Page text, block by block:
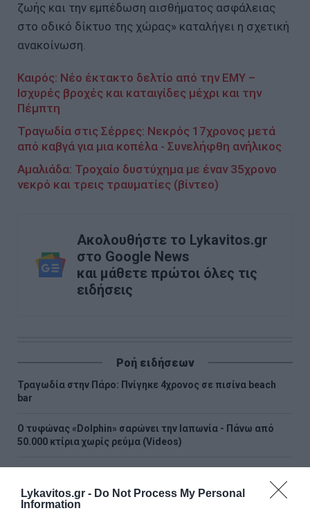
Lykavitos.gr - Do Not Process My Personal
Information
ζωής και την εμπέδωση αισθήματος ασφάλειας
στο οδικό δίκτυο της χώρας» καταλήγει η σχετική
ανακοίνωση.
Καιρός: Νέο έκτακτο δελτίο από την ΕΜΥ –
Ισχυρές βροχές και καταιγίδες μέχρι και την
Πέμπτη
Τραγωδία στις Σέρρες: Νεκρός 17χρονος μετά
από καβγά για μια κοπέλα - Συνελήφθη ανήλικος
Αμαλιάδα: Τροχαίο δυστύχημα με έναν 35χρονο
νεκρό και τρεις τραυματίες (βίντεο)
Ακολουθήστε το Lykavitos.gr
στο Google News
και μάθετε πρώτοι όλες τις
ειδήσεις
Ροή ειδήσεων
Τραγωδία στην Πάρο: Πνίγηκε 4χρονος σε πισίνα beach
bar
Ο τυφώνας «Dolphin» σαρώνει την Ιαπωνία - Πάνω από
50.000 κτίρια χωρίς ρεύμα (Videos)